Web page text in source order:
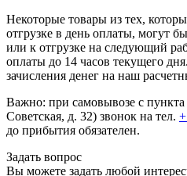
Некоторые товары из тех,
отгрузке в день оплаты, могут
или к отгрузке на следующий
оплаты до 14 часов текущего
зачисления денег на наш
Важно: при самовывозе с пункта
Советская, д. 32) звонок на тел.
до прибытия обязателен.
Задать вопрос
Вы можете задать любой